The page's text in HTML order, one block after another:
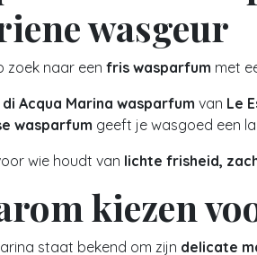
wasgeur
zoek naar een fris wasparfum met
di Acqua Marina wasparfum van Le
wasparfum geeft je wasgoed een
wie houdt van lichte frisheid,
kiezen
staat bekend om zijn delicate